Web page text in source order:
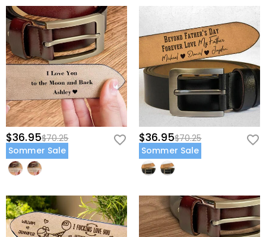
$36.95$70.25
Sommer Sale
$36.95$70.25
Sommer Sale